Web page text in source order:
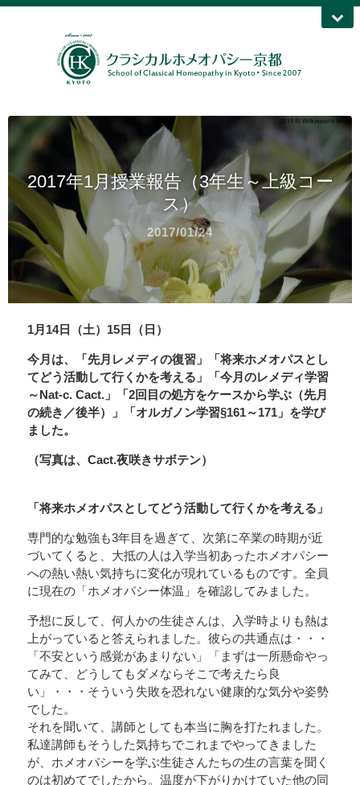
2017年1月授業報告（3年生～上級コー
ス）
2017/01/24
1月14日（土）15日（日）
今月は、「先月レメディの復習」「将来ホメオパスとし
てどう活動して行くかを考える」「今月のレメディ学習
～Nat-c. Cact.」「2回目の処方をケースから学ぶ（先月
の続き／後半）」「オルガノン学習§161～171」を学び
ました。
（写真は、Cact.夜咲きサボテン）
「将来ホメオパスとしてどう活動して行くかを考える」
専門的な勉強も3年目を過ぎて、次第に卒業の時期が近
づいてくると、大抵の人は入学当初あったホメオパシー
への熱い熱い気持ちに変化が現れているものです。全員
に現在の「ホメオパシー体温」を確認してみました。
予想に反して、何人かの生徒さんは、入学時よりも熱は
上がっていると答えられました。彼らの共通点は・・・
「不安という感覚があまりない」「まずは一所懸命やっ
てみて、どうしてもダメならそこで考えたら良
い」・・・そういう失敗を恐れない健康的な気分や姿勢
でした。
それを聞いて、講師としても本当に胸を打たれました。
私達講師もそうした気持ちでこれまでやってきました
が、ホメオパシーを学ぶ生徒さんたちの生の言葉を聞く
のは初めてでしたから。温度が下がりかけていた他の同